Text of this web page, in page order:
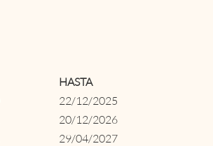
HASTA
22/12/2025
20/12/2026
29/04/2027